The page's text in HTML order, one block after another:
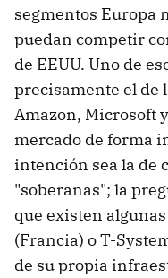
segmentos Europa
puedan competir
de EEUU. Uno de
precisamente el de
Amazon, Microsoft
mercado de forma
intención sea la de
"soberanas"; la
que existen
(Francia) o T-
de su propia